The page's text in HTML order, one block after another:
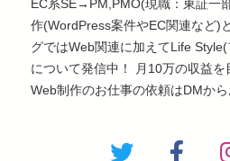
EC系SE→PM,PMO(現職：東証一
作(WordPress案件やEC関連など)
グではWeb関連に加えてLife
について発信中！ 月10万の収益
Web制作のお仕事の依頼はDMから